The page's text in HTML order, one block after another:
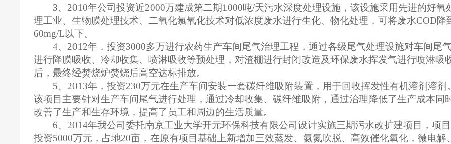
3、2010年公司投资近2000万建成第二期1000吨/天污水深度处理设施，该设施采用先进的好氧
理工业、生物膜处理技术、二氧化氯氧化技术对低浓度废水进行生化、物化处理，可将废水COD降
60mg/L以下。
4、2012年，投资3000多万进行农药生产车间尾气治理工程，通过各级尾气处理设施对车间尾气
进行降膜吸收、冷却收集、喷淋吸收等预处理，对渣棚进行封闭改造及环保废水挥发气进行喷淋吸
后，最终经焚烧炉焚烧后高空达标排放。
5、2013年，投资230万元在生产车间安装一套碳纤维吸附装置，用于回收挥发性有机溶剂溶剂。
该项目主要针对生产车间尾气进行处理，通过冷却收集、碳纤维吸附，通过治理降低了生产成本同
改善了生产和生存环境，提高了员工和周边的生活质量。
6、2014年我公司委托南京工业大学开元环保科技有限公司设计实施三期污水改扩建项目，项目
投资5000万元，占地20亩，在原有项目基础上新增加三效蒸发、氨氮吹脱、高效催化氧化，微电解、